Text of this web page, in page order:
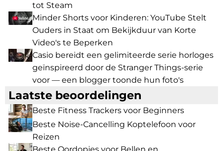
tot Steam
Minder Shorts voor Kinderen: YouTube Stelt
Ouders in Staat om Bekijkduur van Korte
Video's te Beperken
Casio bereidt een gelimiteerde serie horloges
geïnspireerd door de Stranger Things-serie
voor — een blogger toonde hun foto's
Laatste beoordelingen
Beste Fitness Trackers voor Beginners
Beste Noise-Cancelling Koptelefoon voor
Reizen